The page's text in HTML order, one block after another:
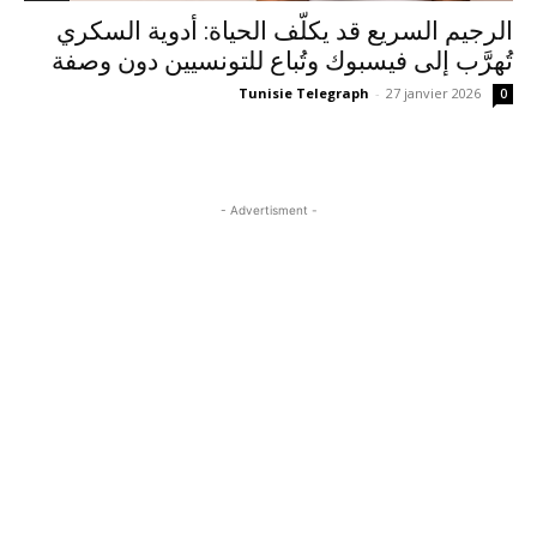
الرجيم السريع قد يكلّف الحياة: أدوية السكري
تُهرَّب إلى فيسبوك وتُباع للتونسيين دون وصفة
Tunisie Telegraph - 27 janvier 2026 0
- Advertisment -